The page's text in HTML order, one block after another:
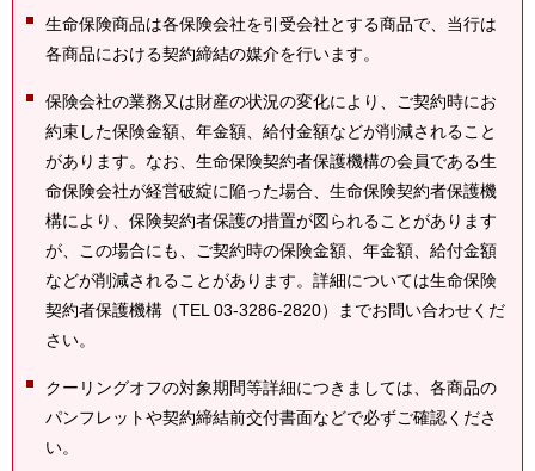
生命保険商品は各保険会社を引受会社とする商品で、当行は
各商品における契約締結の媒介を行います。
保険会社の業務又は財産の状況の変化により、ご契約時にお
約束した保険金額、年金額、給付金額などが削減されること
があります。なお、生命保険契約者保護機構の会員である生
命保険会社が経営破綻に陥った場合、生命保険契約者保護機
構により、保険契約者保護の措置が図られることがあります
が、この場合にも、ご契約時の保険金額、年金額、給付金額
などが削減されることがあります。詳細については生命保険
契約者保護機構（TEL 03-3286-2820）までお問い合わせくだ
さい。
クーリングオフの対象期間等詳細につきましては、各商品の
パンフレットや契約締結前交付書面などで必ずご確認くださ
い。